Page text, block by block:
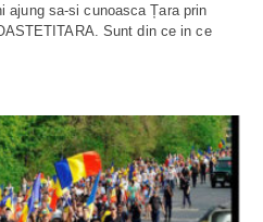
ajung sa-si cunoasca Țara prin
Sunt din ce in ce